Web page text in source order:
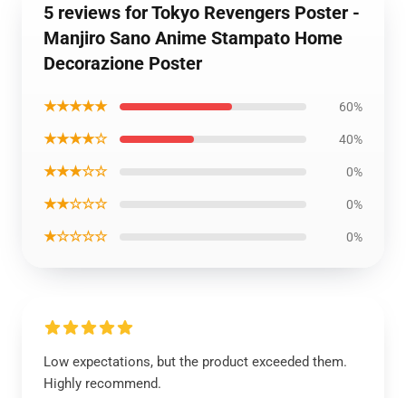
5 reviews for Tokyo Revengers Poster -
Manjiro Sano Anime Stampato Home
Decorazione Poster
★★★★★ 60%
★★★★☆ 40%
★★★☆☆ 0%
★★☆☆☆ 0%
★☆☆☆☆ 0%
Low expectations, but the product exceeded them.
Highly recommend.